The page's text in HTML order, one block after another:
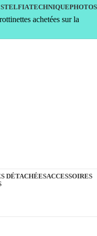
STELFIATECHNIQUEPHOTOS
achetées sur la
DÉTACHÉESACCESSOIRES